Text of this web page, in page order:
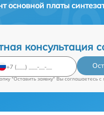
основной платы
консультация
"Оставить заявку" Вы соглашаетесь c